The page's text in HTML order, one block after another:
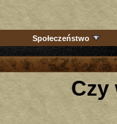
Społeczeństwo
Czy